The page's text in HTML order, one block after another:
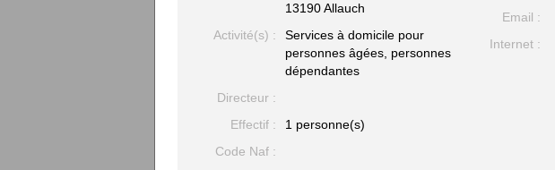
13190 Allauch
Activité(s) :
Services à domicile pour
personnes âgées, personnes
dépendantes
Directeur :
Effectif :
1 personne(s)
Code Naf :
Email :
Internet :